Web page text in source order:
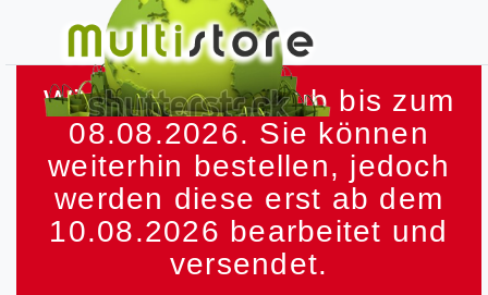
Wir machen Urlaub bis zum
08.08.2026. Sie können
weiterhin bestellen, jedoch
werden diese erst ab dem
10.08.2026 bearbeitet und
versendet.